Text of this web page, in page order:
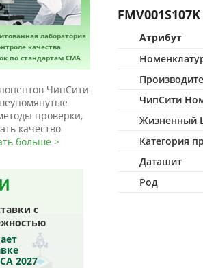
лаборатория
качества
по стандартам CMA
500 м² CMA-
Защита от подделок по
ЧипСити
проверки,
качество
больше >
с
2027
Атрибут
ЧипСити
Жизненный
Категория
Даташит
Род